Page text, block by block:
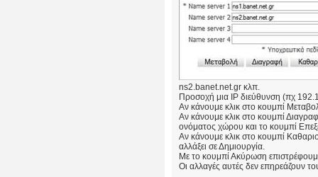
ns2.banet.net.gr κλπ.
Προσοχή μια IP διεύθυνση (πχ
Αν κάνουμε κλικ στο κουμπί
Αν κάνουμε κλικ στο κουμπί
ονόματος χώρου και το κουμπί
Αν κάνουμε κλικ στο κουμπί
αλλάξει σε Δημιουργία.
Με το κουμπί Ακύρωση
Οι αλλαγές αυτές δεν επηρεάζουν